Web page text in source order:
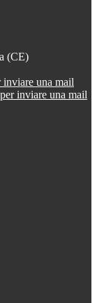
(CE)
una mail
inviare una mail